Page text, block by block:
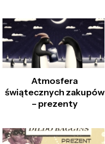
Atmosfera
świątecznych zakupów
– prezenty